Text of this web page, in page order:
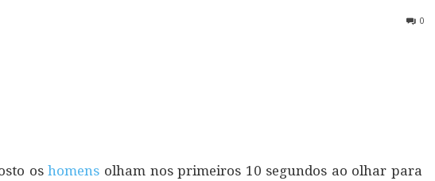
0
oshomens olham nos primeiros 10 segundos ao olhar para